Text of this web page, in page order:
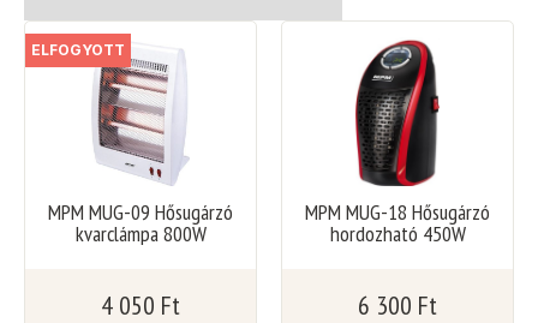
ELFOGYOTT
MPM MUG-09 Hősugárzó
kvarclámpa 800W
4 050 Ft
MPM MUG-18 Hősugárzó
hordozható 450W
6 300 Ft